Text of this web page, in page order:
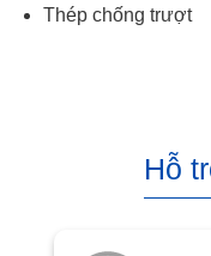
Thép chống trượt
Hỗ